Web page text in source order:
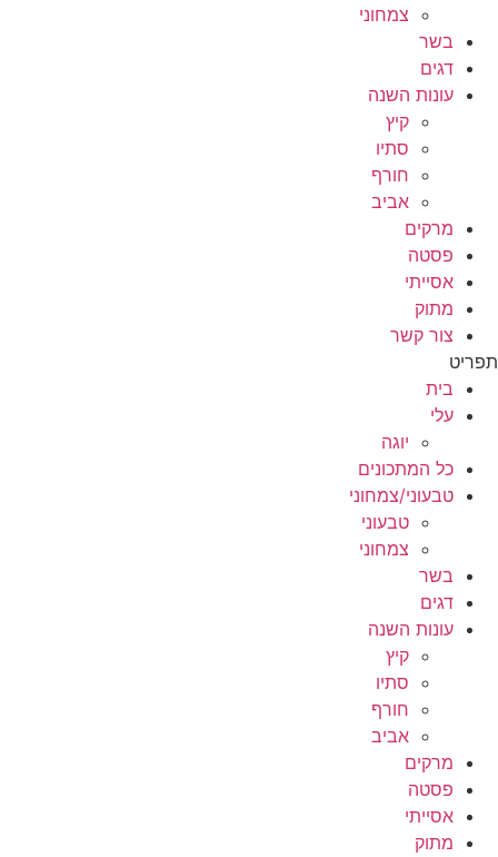
צמחוני
בשר
דגים
עונות השנה
קיץ
סתיו
חורף
אביב
מרקים
פסטה
אסייתי
מתוק
צור קשר
תפריט
בית
עלי
יוגה
כל המתכונים
טבעוני/צמחוני
טבעוני
צמחוני
בשר
דגים
עונות השנה
קיץ
סתיו
חורף
אביב
מרקים
פסטה
אסייתי
מתוק